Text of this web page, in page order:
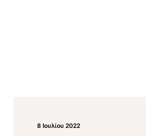
8 Ιουλίου 2022